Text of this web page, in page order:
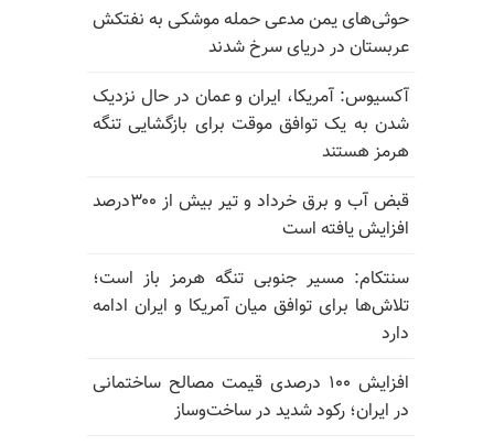
حوثی‌های یمن مدعی حمله موشکی به نفتکش
عربستان در دریای سرخ شدند
آکسیوس: آمریکا، ایران و عمان در حال نزدیک
شدن به یک توافق موقت برای بازگشایی تنگه
هرمز هستند
قبض آب و برق خرداد و تیر بیش از ۳۰۰درصد
افزایش یافته است
سنتکام: مسیر جنوبی تنگه هرمز باز است؛
تلاش‌ها برای توافق میان آمریکا و ایران ادامه
دارد
افزایش ۱۰۰ درصدی قیمت مصالح ساختمانی
در ایران؛ رکود شدید در ساخت‌وساز